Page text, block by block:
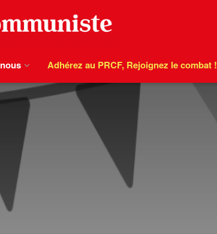
Adhérez au PRCF, Rejoignez le combat !